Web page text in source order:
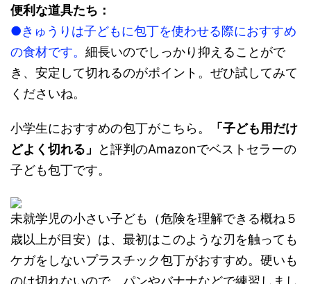
便利な道具たち：
●きゅうりは子どもに包丁を使わせる際におすすめ
の食材です。 細長いのでしっかり抑えることがで
き、安定して切れるのがポイント。ぜひ試してみて
くださいね。
小学生におすすめの包丁がこちら。
「子ども用だけ
どよく切れる」
と評判のAmazonでベストセラーの
子ども包丁です。
未就学児の小さい子ども（危険を理解できる概ね５
歳以上が目安）は、最初はこのような刃を触っても
ケガをしないプラスチック包丁がおすすめ。硬いも
のは切れないので、パンやバナナなどで練習しまし